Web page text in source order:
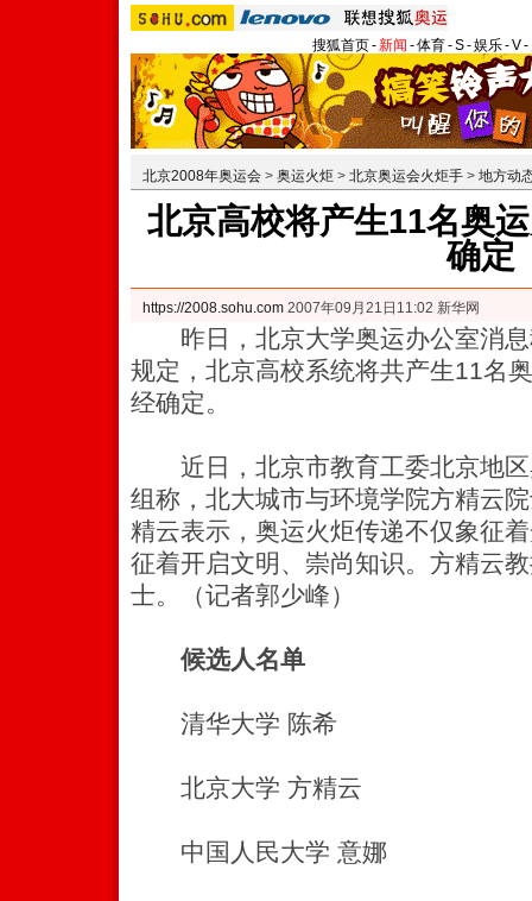
搜狐首页-新闻 -体育-S-娱乐-V-
北京2008年奥运会 > 奥运火炬 > 北京奥运会火炬手 > 地方动
北京高校将产生11名奥
确定
https://2008.sohu.com 2007年09月21日11:02 新华网
昨日，北京大学奥运办公室消息
规定，北京高校系统将共产生11名
经确定。
近日，北京市教育工委北京地区
组称，北大城市与环境学院方精云
精云表示，奥运火炬传递不仅象征
征着开启文明、崇尚知识。方精云
士。（记者郭少峰）
候选人名单
清华大学 陈希
北京大学 方精云
中国人民大学 意娜